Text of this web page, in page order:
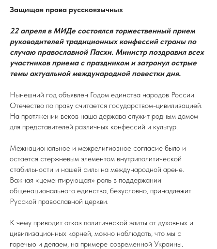
Защищая права русскоязычных
22 апреля в МИДе состоялся торжественный прием
руководителей традиционных конфессий страны по
случаю православной Пасхи. Министр поздравил всех
участников приема с праздником и затронул острые
темы актуальной международной повестки дня.
Нынешний год объявлен Годом единства народов России.
Отечество по праву считается государством-цивилизацией.
На протяжении веков наша держава служит родным домом
для представителей различных конфессий и культур.
Межнациональное и межрелигиозное согласие было и
остается стержневым элементом внутриполитической
стабильности и нашей силы на международной арене.
Важная «цементирующая» роль в поддержании
общенационального единства, безусловно, принадлежит
Русской православной церкви.
К чему приводит отказ политической элиты от духовных и
цивилизационных корней, можно наблюдать, что мы с
горечью и делаем, на примере современной Украины.